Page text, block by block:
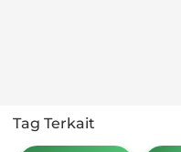
Tag Terkait